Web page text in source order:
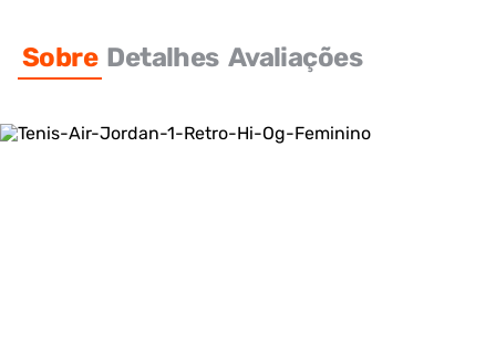
Sobre Detalhes Avaliações